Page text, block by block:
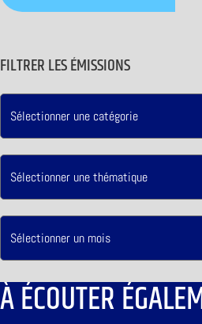
FILTRER LES ÉMISSIONS
À ÉCOUTER